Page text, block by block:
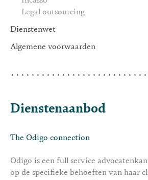
Legal outsourcing
Dienstenwet
Algemene voorwaarden
Dienstenaanbod
The Odigo connection
Odigo is een full service
op de specifieke behoeften van haar